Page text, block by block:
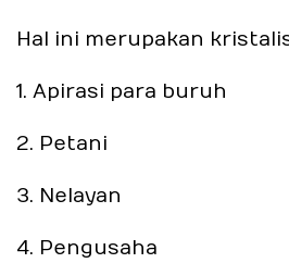
Hal ini merupakan
1. Apirasi para buruh
2. Petani
3. Nelayan
4. Pengusaha